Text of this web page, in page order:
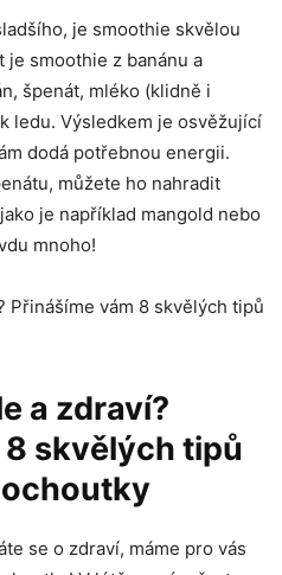
je smoothie skvělou
smoothie z banánu a
špenát, mléko ‍(klidně i
ledu. Výsledkem je osvěžující
dodá potřebnou energii.
můžete ho nahradit⁤
je například⁢ mangold ​nebo
mnoho!
a zdraví?
skvělých tipů
se o zdraví, máme ‌pro vás